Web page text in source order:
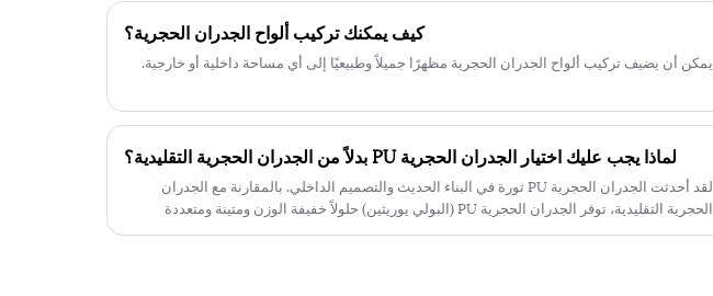
كيف يمكنك تركيب ألواح الجدران الحجرية؟
يمكن أن يضيف تركيب ألواح الجدران الحجرية مظهرًا جميلاً وطبيعيًا إلى أي مساحة داخلية أو خارجية.
لماذا يجب عليك اختيار الجدران الحجرية PU بدلاً من الجدران الحجرية التقليدية؟
لقد أحدثت الجدران الحجرية PU ثورة في البناء الحديث والتصميم الداخلي. بالمقارنة مع الجدران
الحجرية التقليدية، توفر الجدران الحجرية PU (البولي يوريثين) حلولاً خفيفة الوزن ومتينة ومتعددة